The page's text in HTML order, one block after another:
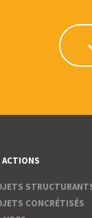
ACTIONS
CONCRÉTISÉS